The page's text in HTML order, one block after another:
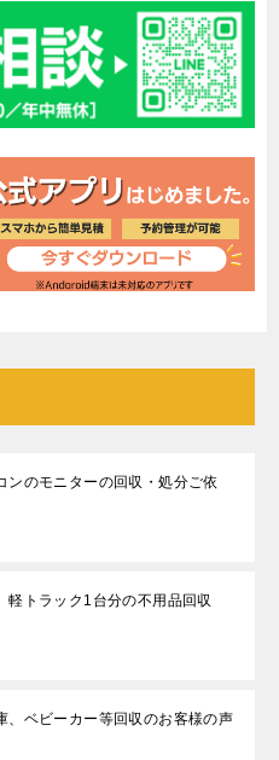
ンのモニターの回収・処分ご依
軽トラック1台分の不用品回収
、ベビーカー等回収のお客様の声